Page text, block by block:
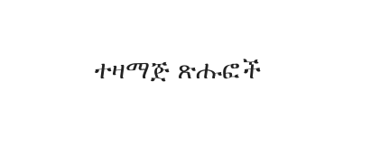
ተዛማጅ ጽሑፎች